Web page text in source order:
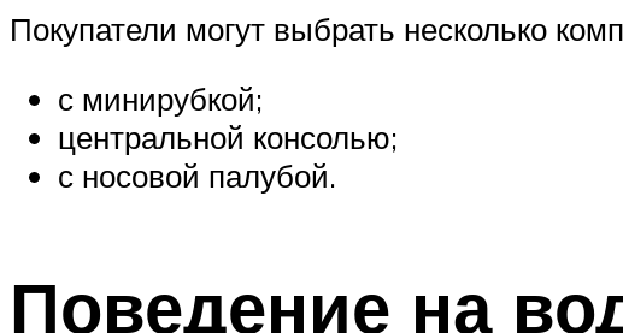
Покупатели могут выбрать несколько
с минирубкой;
центральной консолью;
с носовой палубой.
Поведение на